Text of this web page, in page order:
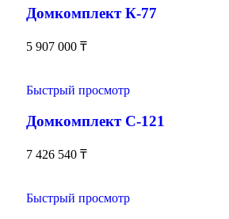
Домкомплект К-77
5 907 000 ₸
Быстрый просмотр
Домкомплект С-121
7 426 540 ₸
Быстрый просмотр